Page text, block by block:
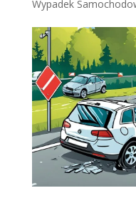
Wypadek